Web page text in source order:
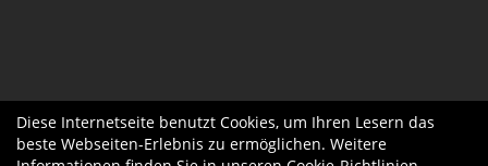
Diese Internetseite benutzt Cookies, um Ihren Lesern das
beste Webseiten-Erlebnis zu ermöglichen. Weitere